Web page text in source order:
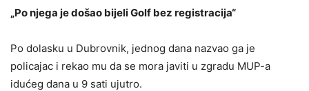
„Po njega je došao bijeli Golf bez registracija“
Po dolasku u Dubrovnik, jednog dana nazvao ga je
policajac i rekao mu da se mora javiti u zgradu MUP-a
idućeg dana u 9 sati ujutro.